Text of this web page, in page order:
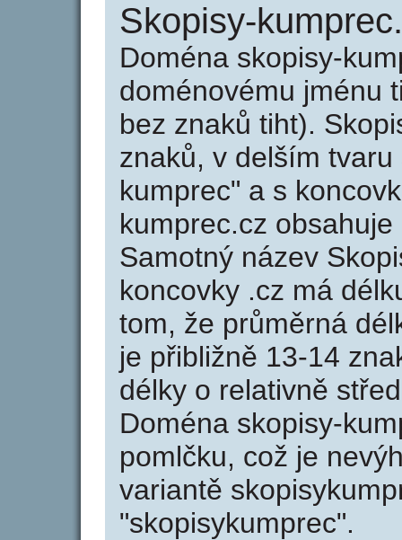
Skopisy-
Doména skopisy-
doménovému jménu
bez znaků tiht).
znaků, v delším
kumprec" a s
kumprec.cz
Samotný název
koncovky .cz má
tom, že průměrná
je přibližně 13-14
délky o relativně
Doména skopisy-
pomlčku, což je
variantě
"skopisykumprec".